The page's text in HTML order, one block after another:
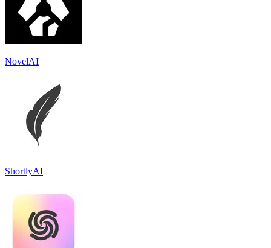
NovelAI
ShortlyAI